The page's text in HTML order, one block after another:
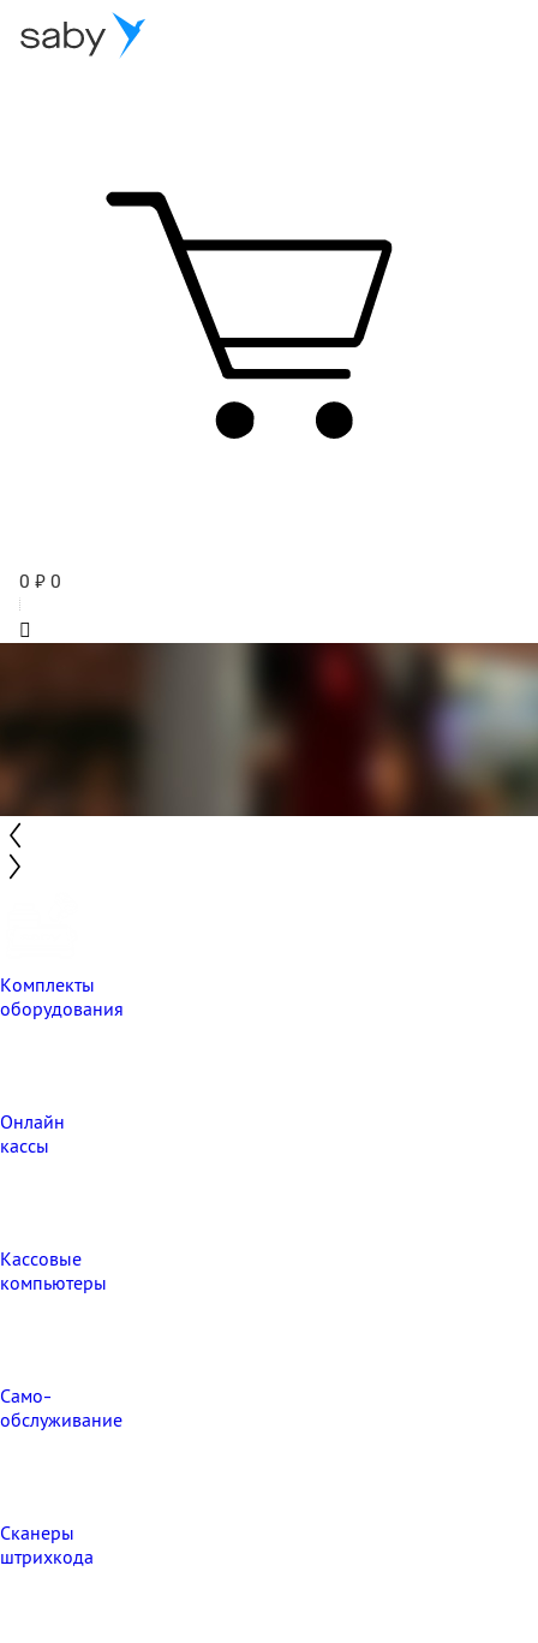
0 ₽ 0
Комплекты
оборудования
Онлайн
кассы
Кассовые
компьютеры
Само-
обслуживание
Сканеры
штрихкода